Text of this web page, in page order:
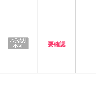
要確認